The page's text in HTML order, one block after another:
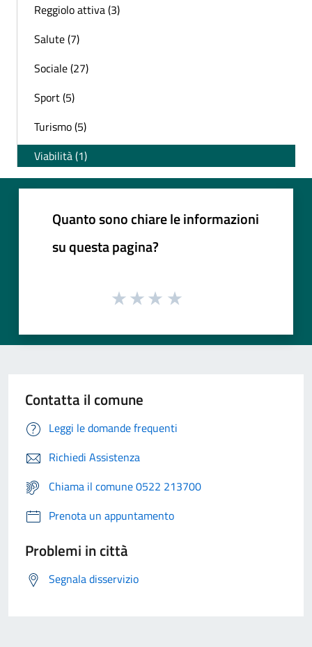
Reggiolo attiva (3)
Salute (7)
Sociale (27)
Sport (5)
Turismo (5)
Viabilità (1)
Quanto sono chiare le informazioni
su questa pagina?
Contatta il comune
Leggi le domande frequenti
Richiedi Assistenza
Chiama il comune 0522 213700
Prenota un appuntamento
Problemi in città
Segnala disservizio